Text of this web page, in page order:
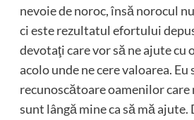
nevoie de noroc, însă norocul
ci este rezultatul efortului
devotaţi care vor să ne ajute cu
acolo unde ne cere valoarea.
recunoscătoare oamenilor care
sunt lângă mine ca să mă